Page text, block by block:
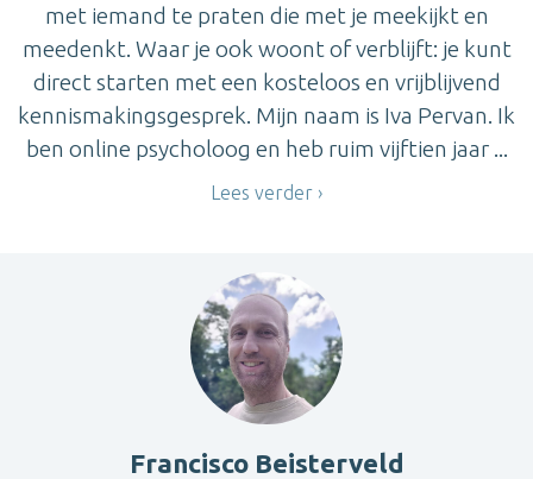
met iemand te praten die met je meekijkt en
meedenkt. Waar je ook woont of verblijft: je kunt
direct starten met een kosteloos en vrijblijvend
kennismakingsgesprek. Mijn naam is Iva Pervan. Ik
ben online psycholoog en heb ruim vijftien jaar ...
Lees verder
Francisco Beisterveld